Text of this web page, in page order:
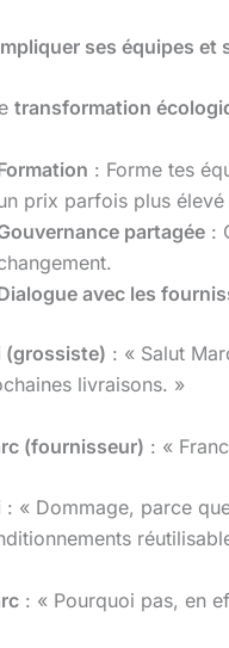
ses équipes et
transformation
: Forme tes
prix parfois plus
partagée :
avec les
(grossiste) : « Salut
livraisons. »
(fournisseur) : «
: « Dommage, parce
: « Pourquoi pas, en